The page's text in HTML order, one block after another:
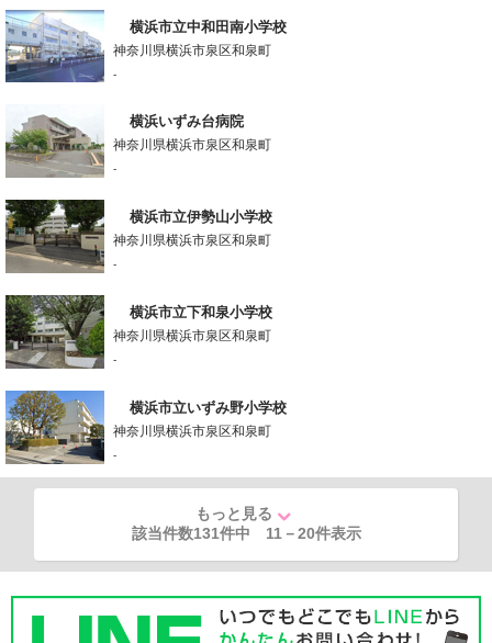
横浜市立中和田南小学校
神奈川県横浜市泉区和泉町
-
横浜いずみ台病院
神奈川県横浜市泉区和泉町
-
横浜市立伊勢山小学校
神奈川県横浜市泉区和泉町
-
横浜市立下和泉小学校
神奈川県横浜市泉区和泉町
-
横浜市立いずみ野小学校
神奈川県横浜市泉区和泉町
-
もっと見る
該当件数131件中 11 －20件表示